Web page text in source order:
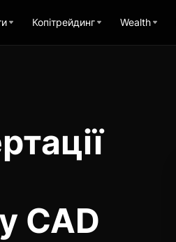
Копітрейдинг Wealth
CAD